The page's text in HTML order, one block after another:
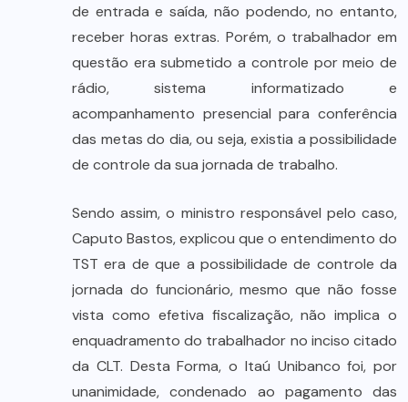
de entrada e saída, não podendo, no entanto,
receber horas extras. Porém, o trabalhador em
questão era submetido a controle por meio de
rádio, sistema informatizado e
acompanhamento presencial para conferência
das metas do dia, ou seja, existia a possibilidade
de controle da sua jornada de trabalho.
Sendo assim, o ministro responsável pelo caso,
Caputo Bastos, explicou que o entendimento do
TST era de que a possibilidade de controle da
jornada do funcionário, mesmo que não fosse
vista como efetiva fiscalização, não implica o
enquadramento do trabalhador no inciso citado
da CLT. Desta Forma, o Itaú Unibanco foi, por
unanimidade, condenado ao pagamento das